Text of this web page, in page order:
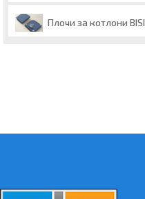
Плочи за котлони BISI